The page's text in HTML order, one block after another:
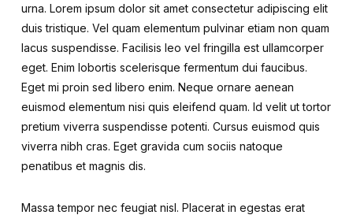
urna. Lorem ipsum dolor sit amet consectetur adipiscing elit
duis tristique. Vel quam elementum pulvinar etiam non quam
lacus suspendisse. Facilisis leo vel fringilla est ullamcorper
eget. Enim lobortis scelerisque fermentum dui faucibus.
Eget mi proin sed libero enim. Neque ornare aenean
euismod elementum nisi quis eleifend quam. Id velit ut tortor
pretium viverra suspendisse potenti. Cursus euismod quis
viverra nibh cras. Eget gravida cum sociis natoque
penatibus et magnis dis.
Massa tempor nec feugiat nisl. Placerat in egestas erat